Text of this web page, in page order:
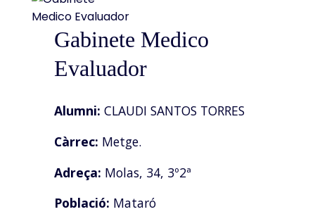
Gabinete Medico
Evaluador
Alumni: CLAUDI SANTOS TORRES
Càrrec: Metge.
Adreça: Molas, 34, 3º2ª
Població: Mataró